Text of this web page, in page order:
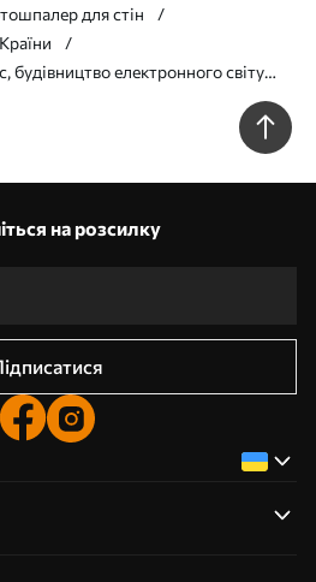
для стін
електронного світу
на розсилку